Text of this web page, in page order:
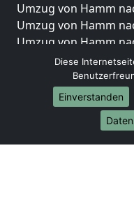
Umzug von Hamm
Umzug von Hamm
Umzug von Hamm
Umzug von Hamm
Umzug von Hamm
Internationale-
Umzug von Hamm
Umzug von Hamm
Diese
Einverstanden